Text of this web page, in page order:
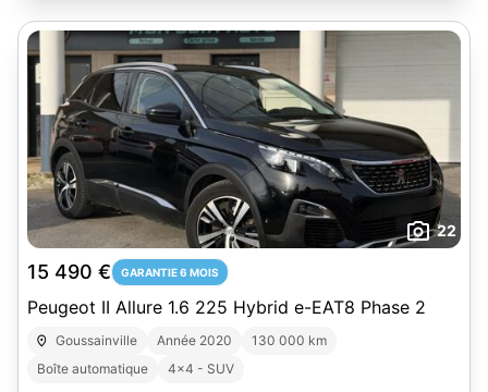
22
15 490 € GARANTIE 6 MOIS
Peugeot II Allure 1.6 225 Hybrid e-EAT8 Phase 2
Goussainville Année 2020
130 000 km
Boîte automatique
4x4 - SUV